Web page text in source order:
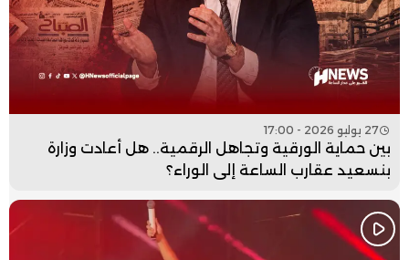
27 يوليو 2026 - 17:00
بين حماية الورقية وتجاهل الرقمية.. هل أعادت وزارة
بنسعيد عقارب الساعة إلى الوراء؟